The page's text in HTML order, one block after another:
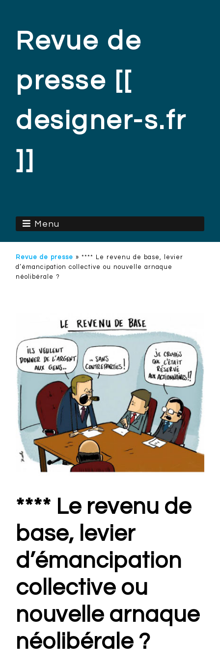
Revue de
presse [[
designer-s.fr
]]
Menu
Revue de presse » **** Le revenu de base, levier
d’émancipation collective ou nouvelle arnaque
néolibérale ?
**** Le revenu de
base, levier
d’émancipation
collective ou
nouvelle arnaque
néolibérale ?